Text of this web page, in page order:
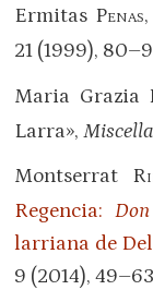
Ermitas PENAS
21 (1999),
Maria Grazia
Larra»,
Montserrat R
Regencia:
larriana de
9 (2014),